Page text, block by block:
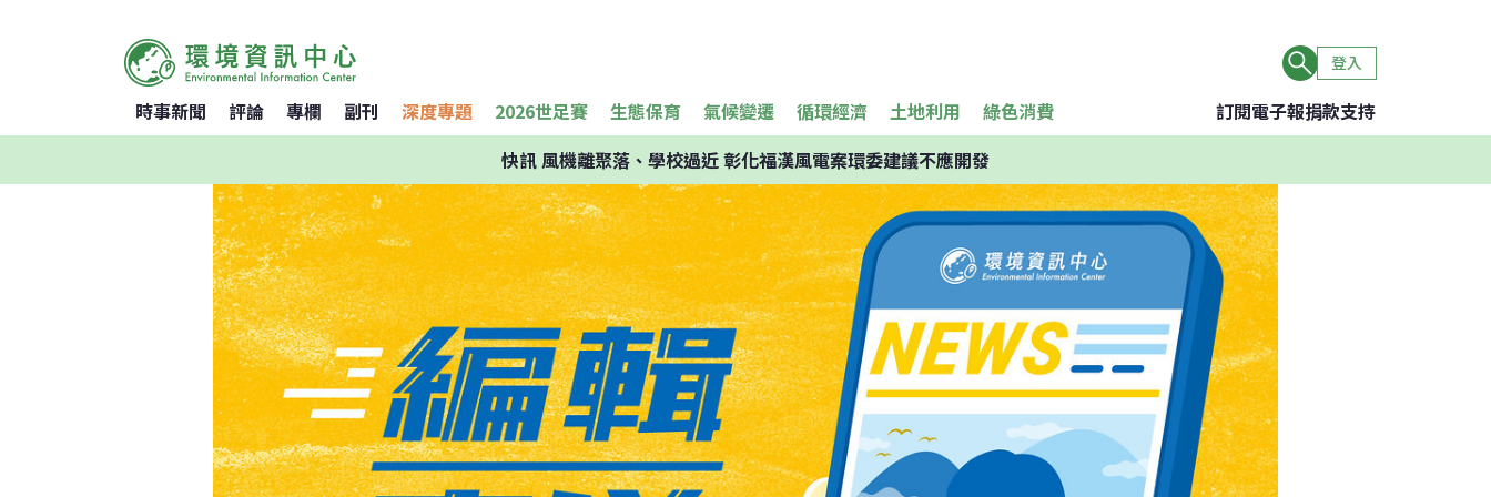
登入
時事新聞 評論 專欄 副刊 深度專題 2026世足賽 生態保育 氣候變遷 循環經濟 土地利用 綠色消費 訂閱電子報捐款支持
快訊風機離聚落、學校過近 彰化福漢風電案環委建議不應開發